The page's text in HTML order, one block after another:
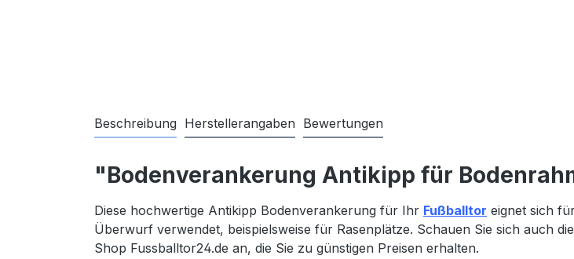
Beschreibung Herstellerangaben Bewertungen
"Bodenverankerung Antikipp für
Diese hochwertige Antikipp Bodenverankerung für Ihr Fußballtor eignet sich
Überwurf verwendet, beispielsweise für Rasenplätze. Schauen Sie sich auch
Shop Fussballtor24.de an, die Sie zu günstigen Preisen erhalten.